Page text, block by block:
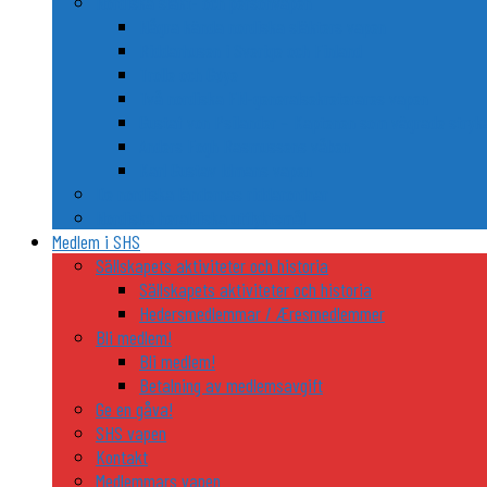
Medlem i SHS
Sällskapets aktiviteter och historia
Sällskapets aktiviteter och historia
Hedersmedlemmar / Æresmedlemmer
Bli medlem!
Bli medlem!
Betalning av medlemsavgift
Ge en gåva!
SHS vapen
Kontakt
Medlemmars vapen